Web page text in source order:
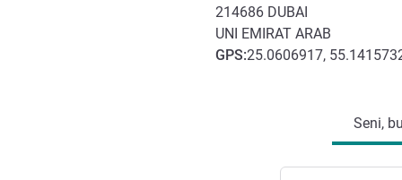
214686 DUBAI
UNI EMIRAT ARAB
GPS:25.0606917,
Seni,